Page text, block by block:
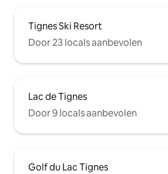
Tignes Ski Resort
Door 23 locals aanbevolen
Lac de Tignes
Door 9 locals aanbevolen
Golf du Lac Tignes